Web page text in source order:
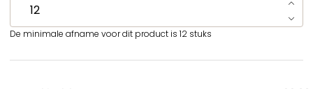
De minimale afname voor dit product is 12 stuks